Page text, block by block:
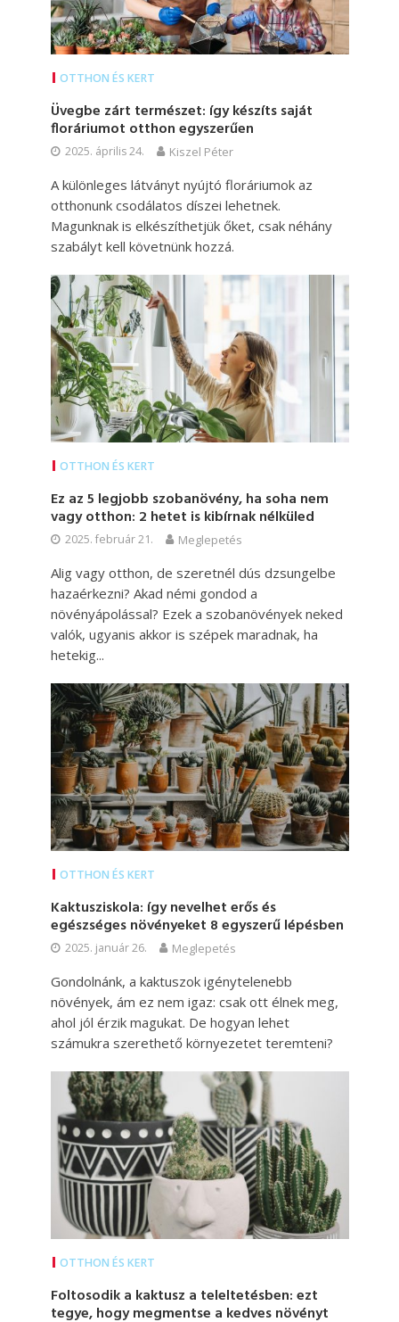
OTTHON ÉS KERT
Üvegbe zárt természet: így készíts saját
floráriumot otthon egyszerűen
2025. április 24. Kiszel Péter
A különleges látványt nyújtó floráriumok az
otthonunk csodálatos díszei lehetnek.
Magunknak is elkészíthetjük őket, csak néhány
szabályt kell követnünk hozzá.
OTTHON ÉS KERT
Ez az 5 legjobb szobanövény, ha soha nem
vagy otthon: 2 hetet is kibírnak nélküled
2025. február 21. Meglepetés
Alig vagy otthon, de szeretnél dús dzsungelbe
hazaérkezni? Akad némi gondod a
növényápolással? Ezek a szobanövények neked
valók, ugyanis akkor is szépek maradnak, ha
hetekig...
OTTHON ÉS KERT
Kaktusziskola: így nevelhet erős és
egészséges növényeket 8 egyszerű lépésben
2025. január 26. Meglepetés
Gondolnánk, a kaktuszok igénytelenebb
növények, ám ez nem igaz: csak ott élnek meg,
ahol jól érzik magukat. De hogyan lehet
számukra szerethető környezetet teremteni?
OTTHON ÉS KERT
Foltosodik a kaktusz a teleltetésben: ezt
tegye, hogy megmentse a kedves növényt